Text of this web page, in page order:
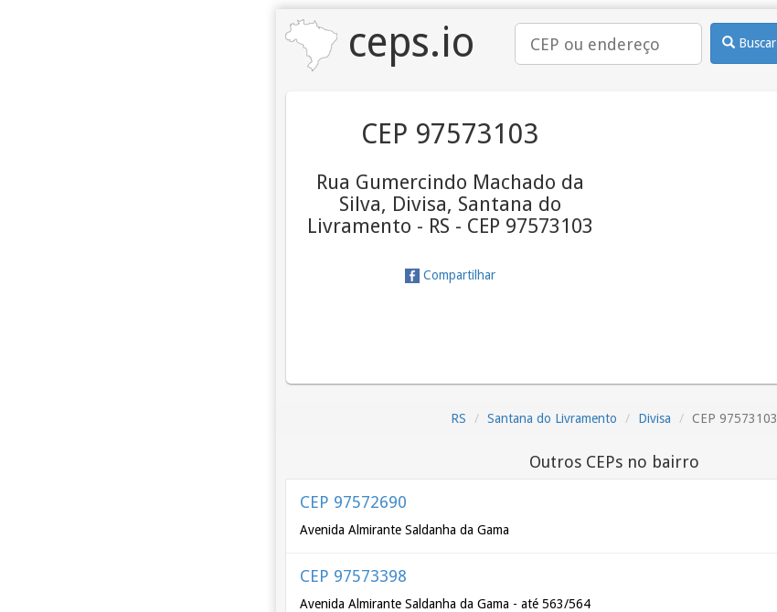
ceps.io Buscar
CEP 97573103
Rua Gumercindo Machado da
Silva, Divisa, Santana do
Livramento - RS - CEP 97573103
Compartilhar
RS Santana do Livramento Divisa CEP 97573103
Outros CEPs no bairro
CEP 97572690
Avenida Almirante Saldanha da Gama
CEP 97573398
Avenida Almirante Saldanha da Gama - até 563/564